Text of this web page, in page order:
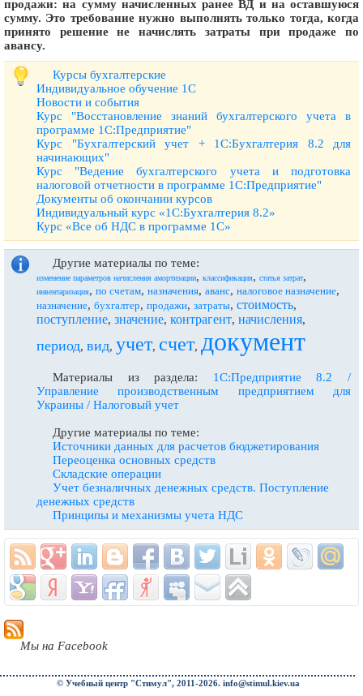
продажи: на сумму начисленных ранее ВД и на оставшуюся
сумму. Это требование нужно выполнять только тогда, когда
принято решение не начислять затраты при продаже по
авансу.
Курсы бухгалтерские
Индивидуальное обучение 1С
Новости и события
Курс "Восстановление знаний бухгалтерского учета в
программе 1С:Предприятие"
Курс "Бухгалтерский учет + 1С:Бухгалтерия 8.2 для
начинающих"
Курс "Ведение бухгалтерского учета и подготовка
налоговой отчетности в программе 1С:Предприятие"
Документы об окончании курсов
Индивидуальный курс «1С:Бухгалтерия 8.2»
Курс «Все об НДС в программе 1С»
Другие материалы по теме:
изменение параметров начисления амортизации, классификация, статья затрат,
инвентаризация, по счетам, назначения, аванс, налоговое назначение,
назначение, бухгалтер, продажи, затраты, стоимость,
поступление, значение, контрагент, начисления,
период, вид, учет, счет, документ
Материалы из раздела: 1С:Предприятие 8.2 /
Управление производственным предприятием для
Украины / Налоговый учет
Другие материалы по теме:
Источники данных для расчетов бюджетирования
Переоценка основных средств
Складские операции
Учет безналичных денежных средств. Поступление
денежных средств
Принципы и механизмы учета НДС
Мы на Facebook
© Учебный центр "Стимул", 2011-2026. info@stimul.kiev.ua